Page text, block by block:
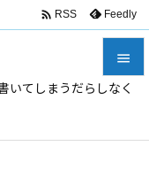
いてしまうだらしなく



 RSS Feedly